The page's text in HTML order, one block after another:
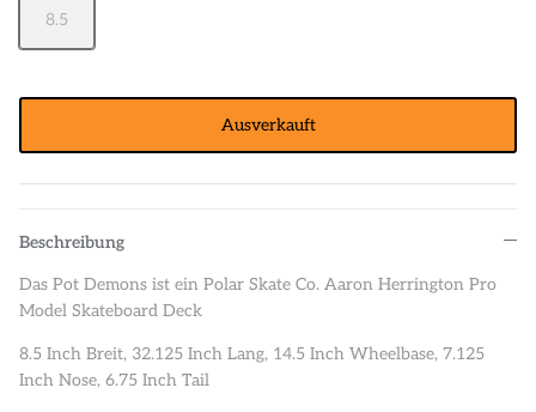
8.5
Ausverkauft
Beschreibung
Das Pot Demons ist ein Polar Skate Co. Aaron Herrington Pro
Model Skateboard Deck
8.5 Inch Breit, 32.125 Inch Lang, 14.5 Inch Wheelbase, 7.125
Inch Nose, 6.75 Inch Tail